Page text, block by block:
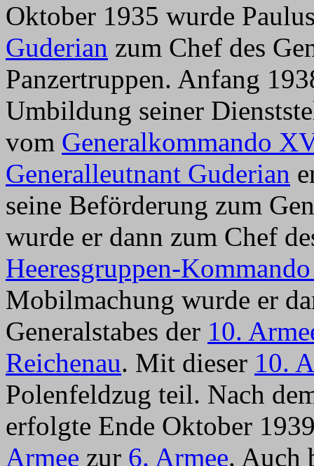
Oktober 1935 wurde
Guderian zum Chef des
Panzertruppen. Anfang
Umbildung seiner
vom Generalkommando
Generalleutnant Guderian
seine Beförderung zum
wurde er dann zum Chef
Heeresgruppen-
Mobilmachung wurde er
Generalstabes der 10.
Reichenau. Mit dieser 10.
Polenfeldzug teil. Nach
erfolgte Ende Oktober
Armee zur 6. Armee. Auch